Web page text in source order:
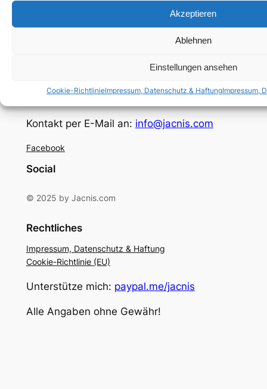
Akzeptieren
Ablehnen
Einstellungen ansehen
Cookie-RichtlinieImpressum, Datenschutz & HaftungImpressum,
LGBTIQ+Filme bei Apple TV®, Amazon® und kostenlos
Kontakt per E-Mail an: info@jacnis.com
Facebook
Social
© 2025 by Jacnis.com
Rechtliches
Impressum, Datenschutz & Haftung
Cookie-Richtlinie (EU)
Unterstütze mich: paypal.me/jacnis
Alle Angaben ohne Gewähr!